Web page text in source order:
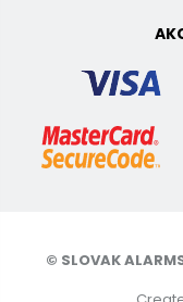
© SLOVAK